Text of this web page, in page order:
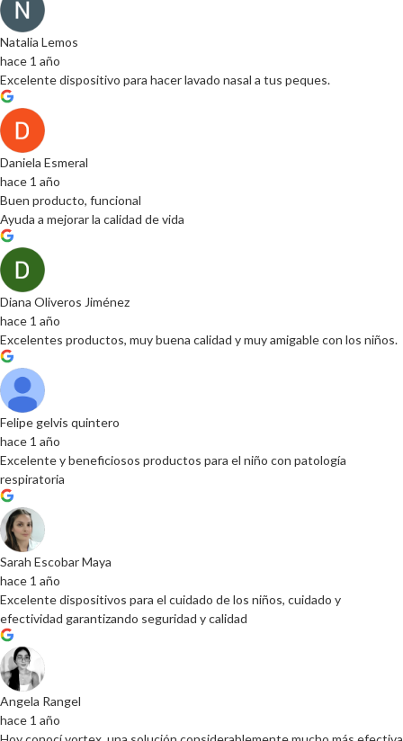
Natalia Lemos
hace 1 año
Excelente dispositivo para hacer lavado nasal a tus peques.
Daniela Esmeral
hace 1 año
Buen producto, funcional
Ayuda a mejorar la calidad de vida
Diana Oliveros Jiménez
hace 1 año
Excelentes productos, muy buena calidad y muy amigable con los niños.
Felipe gelvis quintero
hace 1 año
Excelente y beneficiosos productos para el niño con patología
respiratoria
Sarah Escobar Maya
hace 1 año
Excelente dispositivos para el cuidado de los niños, cuidado y
efectividad garantizando seguridad y calidad
Angela Rangel
hace 1 año